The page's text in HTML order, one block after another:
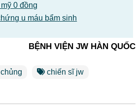
0 đồng
u máu bẩm sinh
BỆNH VIỆN JW HÀN QUỐC
chiến sĩ jw